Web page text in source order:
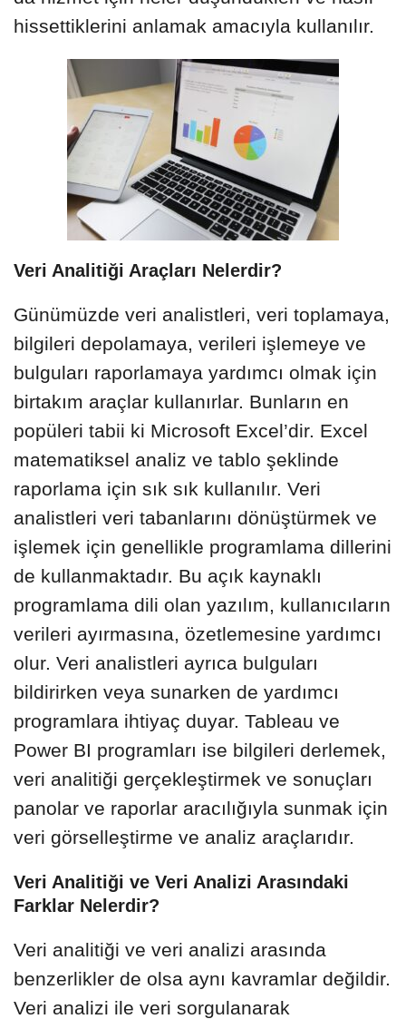
hissettiklerini anlamak amacıyla kullanılır.
Veri Analitiği Araçları Nelerdir?
Günümüzde veri analistleri, veri toplamaya,
bilgileri depolamaya, verileri işlemeye ve
bulguları raporlamaya yardımcı olmak için
birtakım araçlar kullanırlar. Bunların en
popüleri tabii ki Microsoft Excel’dir. Excel
matematiksel analiz ve tablo şeklinde
raporlama için sık sık kullanılır. Veri
analistleri veri tabanlarını dönüştürmek ve
işlemek için genellikle programlama dillerini
de kullanmaktadır. Bu açık kaynaklı
programlama dili olan yazılım, kullanıcıların
verileri ayırmasına, özetlemesine yardımcı
olur. Veri analistleri ayrıca bulguları
bildirirken veya sunarken de yardımcı
programlara ihtiyaç duyar. Tableau ve
Power BI programları ise bilgileri derlemek,
veri analitiği gerçekleştirmek ve sonuçları
panolar ve raporlar aracılığıyla sunmak için
veri görselleştirme ve analiz araçlarıdır.
Veri Analitiği ve Veri Analizi Arasındaki
Farklar Nelerdir?
Veri analitiği ve veri analizi arasında
benzerlikler de olsa aynı kavramlar değildir.
Veri analizi ile veri sorgulanarak